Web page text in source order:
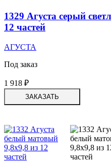
1329 Агуста серый
12 частей
АГУСТА
Под заказ
1 918 ₽
ЗАКАЗАТЬ